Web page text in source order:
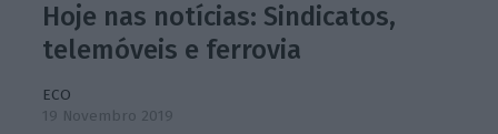
Hoje nas notícias: Sindicatos,
telemóveis e ferrovia
ECO
19 Novembro 2019